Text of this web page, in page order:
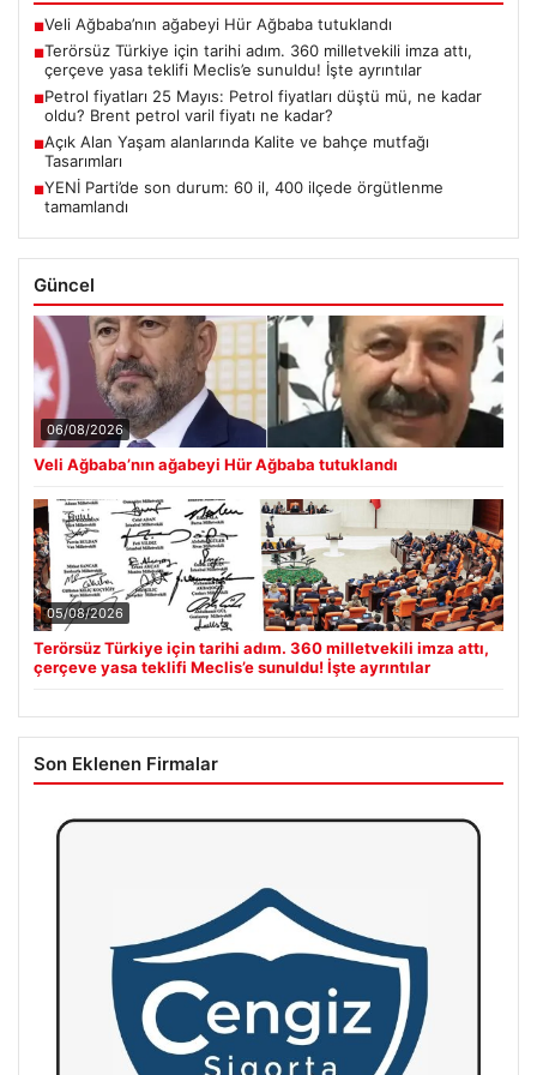
■Veli Ağbaba’nın ağabeyi Hür Ağbaba tutuklandı
■Terörsüz Türkiye için tarihi adım. 360 milletvekili imza attı,
çerçeve yasa teklifi Meclis’e sunuldu! İşte ayrıntılar
■Petrol fiyatları 25 Mayıs: Petrol fiyatları düştü mü, ne kadar
oldu? Brent petrol varil fiyatı ne kadar?
■Açık Alan Yaşam alanlarında Kalite ve bahçe mutfağı
Tasarımları
■YENİ Parti’de son durum: 60 il, 400 ilçede örgütlenme
tamamlandı
Güncel
06/08/2026
Veli Ağbaba’nın ağabeyi Hür Ağbaba tutuklandı
05/08/2026
Terörsüz Türkiye için tarihi adım. 360 milletvekili imza attı,
çerçeve yasa teklifi Meclis’e sunuldu! İşte ayrıntılar
Son Eklenen Firmalar